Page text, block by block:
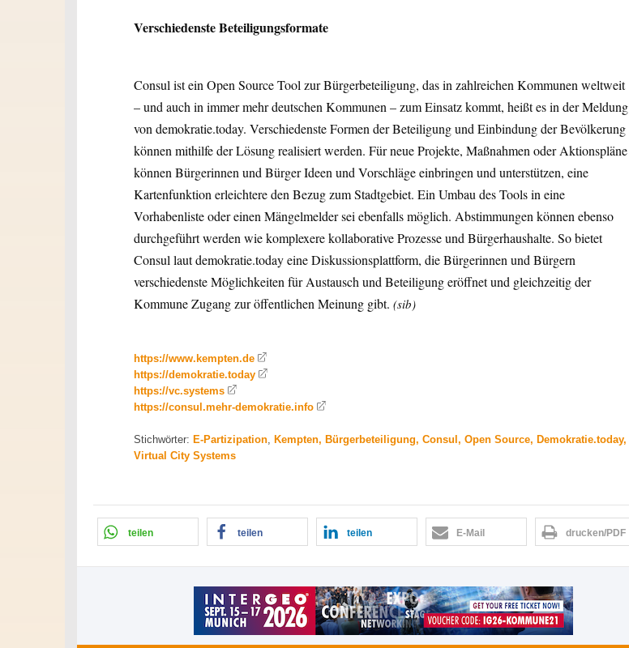
Verschiedenste Beteiligungsformate
Consul ist ein Open Source Tool zur Bürgerbeteiligung, das in zahlreichen Kommunen weltweit
– und auch in immer mehr deutschen Kommunen – zum Einsatz kommt, heißt es in der Meldung
von demokratie.today. Verschiedenste Formen der Beteiligung und Einbindung der Bevölkerung
können mithilfe der Lösung realisiert werden. Für neue Projekte, Maßnahmen oder Aktionspläne
können Bürgerinnen und Bürger Ideen und Vorschläge einbringen und unterstützen, eine
Kartenfunktion erleichtere den Bezug zum Stadtgebiet. Ein Umbau des Tools in eine
Vorhabenliste oder einen Mängelmelder sei ebenfalls möglich. Abstimmungen können ebenso
durchgeführt werden wie komplexere kollaborative Prozesse und Bürgerhaushalte. So bietet
Consul laut demokratie.today eine Diskussionsplattform, die Bürgerinnen und Bürgern
verschiedenste Möglichkeiten für Austausch und Beteiligung eröffnet und gleichzeitig der
Kommune Zugang zur öffentlichen Meinung gibt. (sib)
https://www.kempten.de
https://demokratie.today
https://vc.systems
https://consul.mehr-demokratie.info
Stichwörter: E-Partizipation
Kempten, Bürgerbeteiligung, Consul, Open Source, Demokratie.today,
Virtual City Systems
teilen teilen teilen E-Mail drucken/PDF